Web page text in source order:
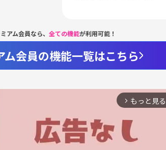
アム会員なら、 全ての機能が利用可能！
ム会員の機能一覧はこちら
arrow_forward_ios もっと見る